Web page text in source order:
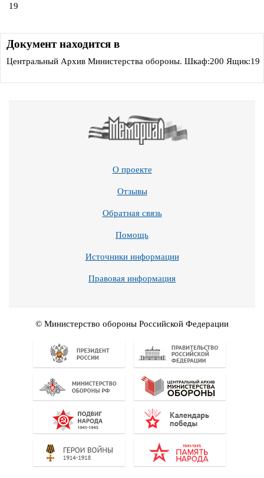
19
Документ находится в
Центральный Архив Министерства обороны. Шкаф:200 Ящик:19
О проекте
Отзывы
Обратная связь
Помощь
Источники информации
Правовая информация
© Министерство обороны Российской Федерации